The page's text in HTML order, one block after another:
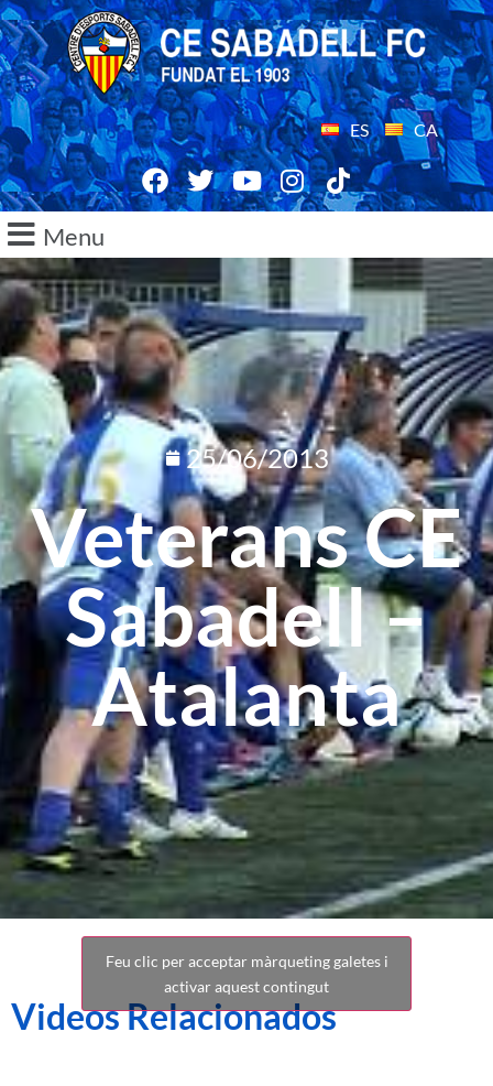
ES CA
Menu
25/06/2013
Veterans CE
Sabadell –
Atalanta
Feu clic per acceptar màrqueting galetes i
activar aquest contingut
Videos Relacionados